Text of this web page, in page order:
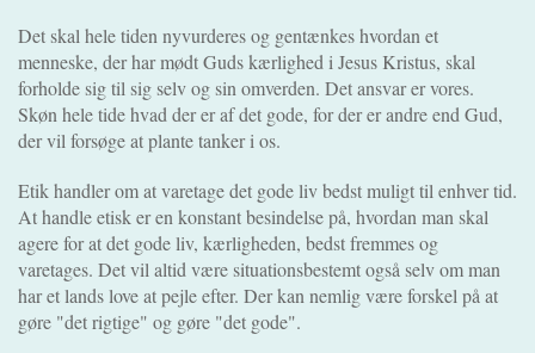
Det skal hele tiden nyvurderes og gentænkes hvordan et
menneske, der har mødt Guds kærlighed i Jesus Kristus, skal
forholde sig til sig selv og sin omverden. Det ansvar er vores.
Skøn hele tide hvad der er af det gode, for der er andre end Gud,
der vil forsøge at plante tanker i os.
Etik handler om at varetage det gode liv bedst muligt til enhver tid.
At handle etisk er en konstant besindelse på, hvordan man skal
agere for at det gode liv, kærligheden, bedst fremmes og
varetages. Det vil altid være situationsbestemt også selv om man
har et lands love at pejle efter. Der kan nemlig være forskel på at
gøre "det rigtige" og gøre "det gode".